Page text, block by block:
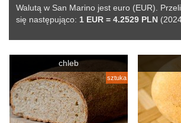
Walutą w San Marino jest euro (EUR).
się następująco: 1 EUR = 4.2529 PLN
chleb
sztuka